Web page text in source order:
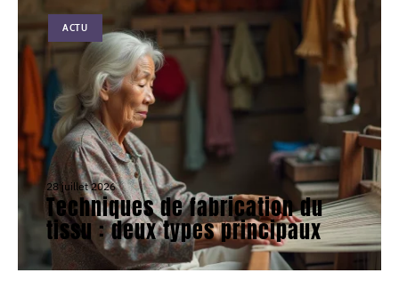
ACTU
28 juillet 2026
Techniques de fabrication du
tissu : deux types principaux